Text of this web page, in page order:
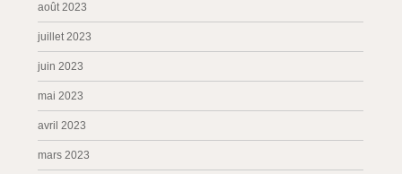
août 2023
juillet 2023
juin 2023
mai 2023
avril 2023
mars 2023